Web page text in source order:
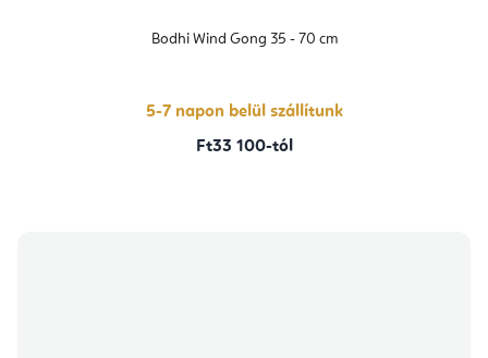
Bodhi Wind Gong 35 - 70 cm
5-7 napon belül szállítunk
Ft33 100-tól